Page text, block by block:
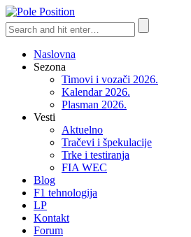
Naslovna
Sezona
Timovi i vozači 2026.
Kalendar 2026.
Plasman 2026.
Vesti
Aktuelno
Tračevi i špekulacije
Trke i testiranja
FIA WEC
Blog
F1 tehnologija
LP
Kontakt
Forum